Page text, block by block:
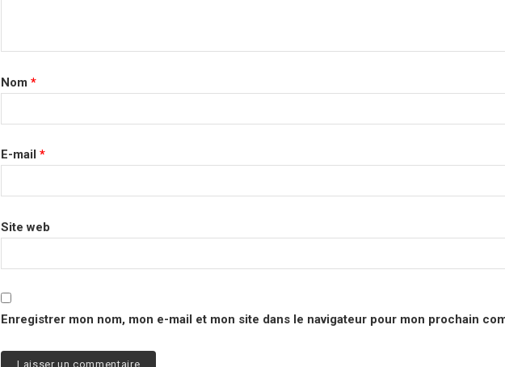
Nom *
E-mail *
Site web
Enregistrer mon nom, mon e-mail et mon site dans le navigateur pour mon prochain